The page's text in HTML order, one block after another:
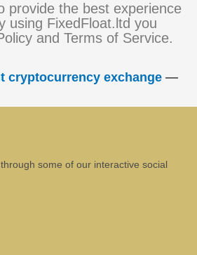
provide the best experience
using FixedFloat.ltd you
and Terms of Service.
cryptocurrency exchange —
some of our interactive social